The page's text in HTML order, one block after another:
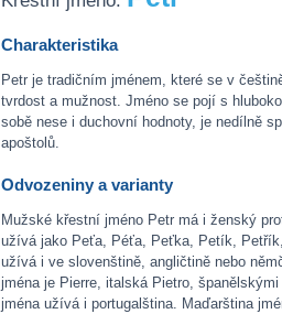
Charakteristika
Petr je tradičním jménem, které se v
tvrdost a mužnost. Jméno se pojí s
sobě nese i duchovní hodnoty, je nedílně
apoštolů.
Odvozeniny a varianty
Mužské křestní jméno Petr má i ženský
užívá jako Peťa, Péťa, Peťka, Petík,
užívá i ve slovenštině, angličtině nebo
jména je Pierre, italská Pietro,
jména užívá i portugalština. Maďarština